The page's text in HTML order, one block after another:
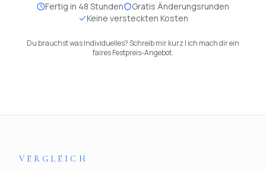
Fertig in 48 Stunden
Gratis Änderungsrunden
Keine versteckten Kosten
Du brauchst was Individuelles? Schreib mir kurz | ich mach dir ein
faires Festpreis-Angebot.
VERGLEICH